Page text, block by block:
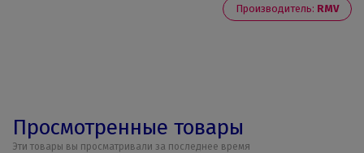
Производитель: RMV
Просмотренные товары
Эти товары вы просматривали за последнее время